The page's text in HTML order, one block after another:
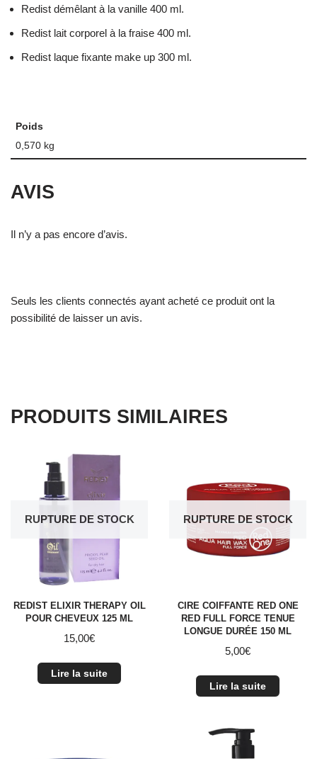
Redist démêlant à la vanille 400 ml.
Redist lait corporel à la fraise 400 ml.
Redist laque fixante make up 300 ml.
Poids
0,570 kg
AVIS
Il n’y a pas encore d’avis.
Seuls les clients connectés ayant acheté ce produit ont la
possibilité de laisser un avis.
PRODUITS SIMILAIRES
RUPTURE DE STOCK
REDIST ELIXIR THERAPY OIL
POUR CHEVEUX 125 ML
15,00€
Lire la suite
RUPTURE DE STOCK
CIRE COIFFANTE RED ONE
RED FULL FORCE TENUE
LONGUE DURÉE 150 ML
5,00€
Lire la suite